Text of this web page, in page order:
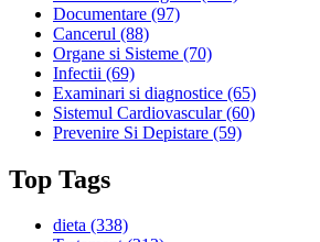
Documentare (97)
Cancerul (88)
Organe si Sisteme (70)
Infectii (69)
Examinari si diagnostice (65)
Sistemul Cardiovascular(60)
Prevenire Si Depistare (59)
Top Tags
dieta (338)